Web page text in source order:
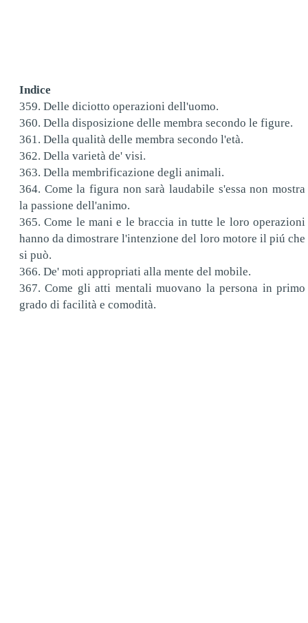
Indice
359. Delle diciotto operazioni dell'uomo.
360. Della disposizione delle membra secondo le figure.
361. Della qualità delle membra secondo l'età.
362. Della varietà de' visi.
363. Della membrificazione degli animali.
364. Come la figura non sarà laudabile s'essa non mostra
la passione dell'animo.
365. Come le mani e le braccia in tutte le loro operazioni
hanno da dimostrare l'intenzione del loro motore il piú che
si può.
366. De' moti appropriati alla mente del mobile.
367. Come gli atti mentali muovano la persona in primo
grado di facilità e comodità.